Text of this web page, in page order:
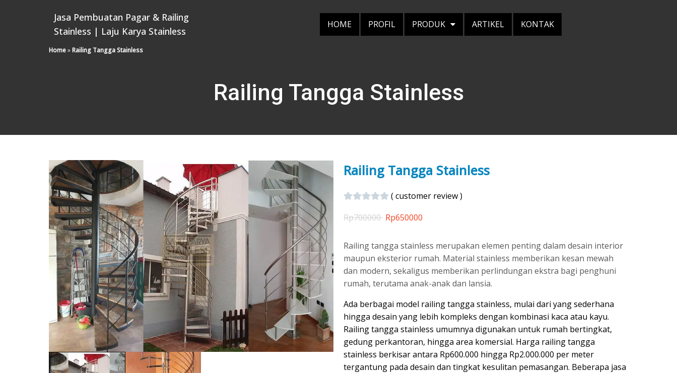
Jasa Pembuatan Pagar & Railing
Stainless | Laju Karya Stainless
HOME PROFIL PRODUK ARTIKEL KONTAK
Home»Railing Tangga Stainless
Railing Tangga Stainless
Railing Tangga Stainless
(customer review)
Rp700000 Rp650000
Railing tangga stainless merupakan elemen penting dalam desain interior
maupun eksterior rumah. Material stainless memberikan kesan mewah
dan modern, sekaligus memberikan perlindungan ekstra bagi penghuni
rumah, terutama anak-anak dan lansia.
Ada berbagai model railing tangga stainless, mulai dari yang sederhana
hingga desain yang lebih kompleks dengan kombinasi kaca atau kayu.
Railing tangga stainless umumnya digunakan untuk rumah bertingkat,
gedung perkantoran, hingga area komersial. Harga railing tangga
stainless berkisar antara Rp600.000 hingga Rp2.000.000 per meter
tergantung pada desain dan tingkat kesulitan pemasangan. Beberapa jasa